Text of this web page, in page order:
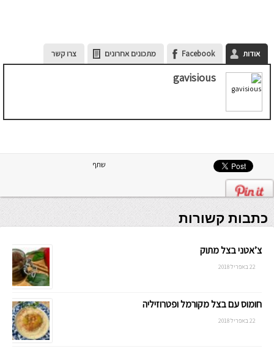
אודות Facebook מתכונים אחרונים צרו קשר
gavisious
שתף
כתבות קשורות
צ’אטני בצל מתוק
22 באפריל 2018
חומוס עם בצל מקורמל ופטרוזיליה
22 באפריל 2018